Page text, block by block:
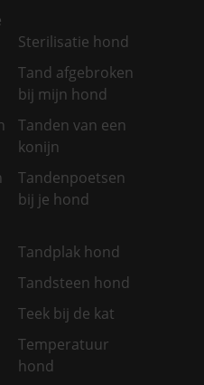
Sterilisatie hond
Tand afgebroken
bij mijn hond
Tanden van een
konijn
Tandenpoetsen
bij je hond
Tandplak hond
Tandsteen hond
Teek bij de kat
Temperatuur
hond